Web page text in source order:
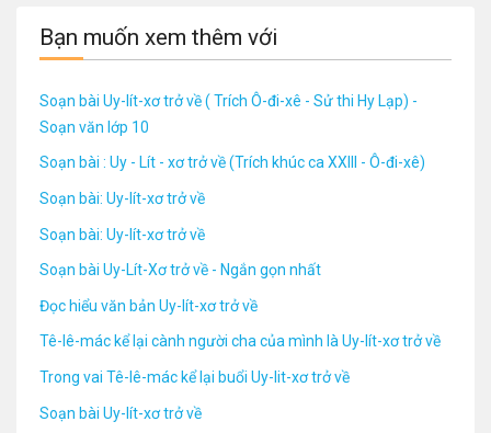
Bạn muốn xem thêm với
Soạn bài Uy-lít-xơ trở về ( Trích Ô-đi-xê - Sử thi Hy Lạp) -
Soạn văn lớp 10
Soạn bài : Uy - Lít - xơ trở về (Trích khúc ca XXIII - Ô-đi-xê)
Soạn bài: Uy-lít-xơ trở về
Soạn bài: Uy-lít-xơ trở về
Soạn bài Uy-Lít-Xơ trở về - Ngắn gọn nhất
Đọc hiểu văn bản Uy-lít-xơ trở về
Tê-lê-mác kể lại cành người cha của mình là Uy-lít-xơ trở về
Trong vai Tê-lê-mác kể lại buổi Uy-Iit-xơ trở về
Soạn bài Uy-lít-xơ trở về